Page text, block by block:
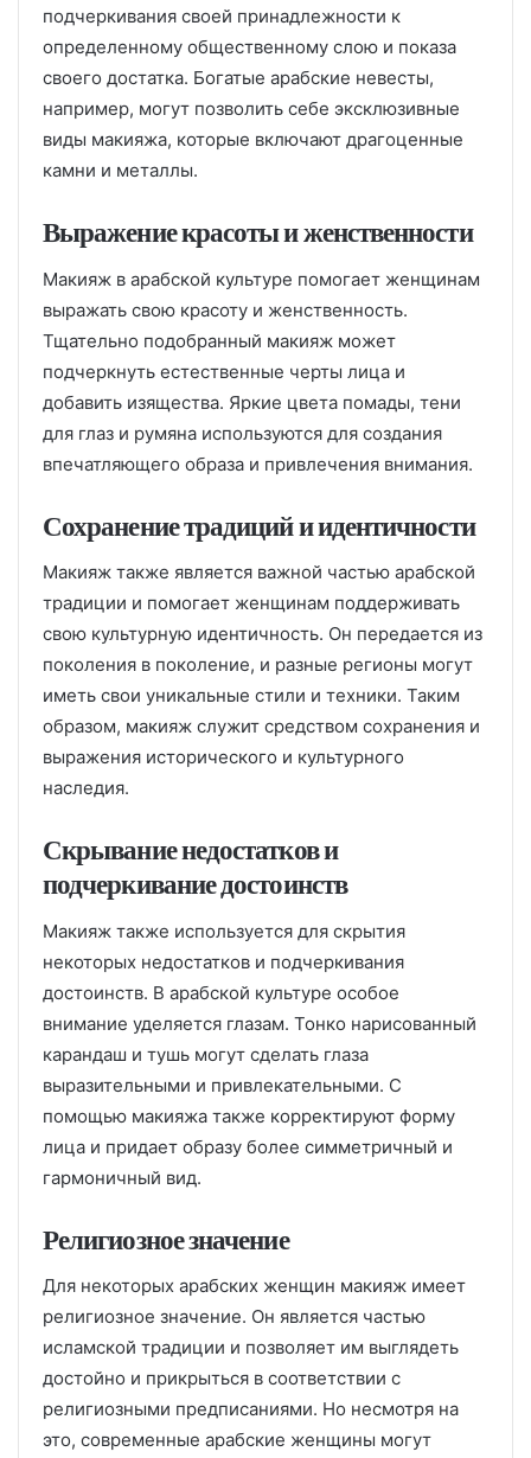
подчеркивания своей принадлежности к
определенному общественному слою и показа
своего достатка. Богатые арабские невесты,
например, могут позволить себе эксклюзивные
виды макияжа, которые включают драгоценные
камни и металлы.
Выражение красоты и женственности
Макияж в арабской культуре помогает женщинам
выражать свою красоту и женственность.
Тщательно подобранный макияж может
подчеркнуть естественные черты лица и
добавить изящества. Яркие цвета помады, тени
для глаз и румяна используются для создания
впечатляющего образа и привлечения внимания.
Сохранение традиций и идентичности
Макияж также является важной частью арабской
традиции и помогает женщинам поддерживать
свою культурную идентичность. Он передается из
поколения в поколение, и разные регионы могут
иметь свои уникальные стили и техники. Таким
образом, макияж служит средством сохранения и
выражения исторического и культурного
наследия.
Скрывание недостатков и
подчеркивание достоинств
Макияж также используется для скрытия
некоторых недостатков и подчеркивания
достоинств. В арабской культуре особое
внимание уделяется глазам. Тонко нарисованный
карандаш и тушь могут сделать глаза
выразительными и привлекательными. С
помощью макияжа также корректируют форму
лица и придает образу более симметричный и
гармоничный вид.
Религиозное значение
Для некоторых арабских женщин макияж имеет
религиозное значение. Он является частью
исламской традиции и позволяет им выглядеть
достойно и прикрыться в соответствии с
религиозными предписаниями. Но несмотря на
это, современные арабские женщины могут